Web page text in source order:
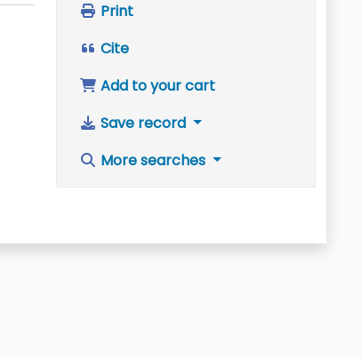
Print
Cite
Add to your cart
Save record
More searches